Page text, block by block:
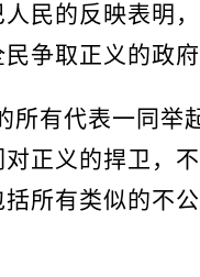
民的反映表明
争取正义的政府
所有代表一同举
正义的捍卫，
所有类似的不